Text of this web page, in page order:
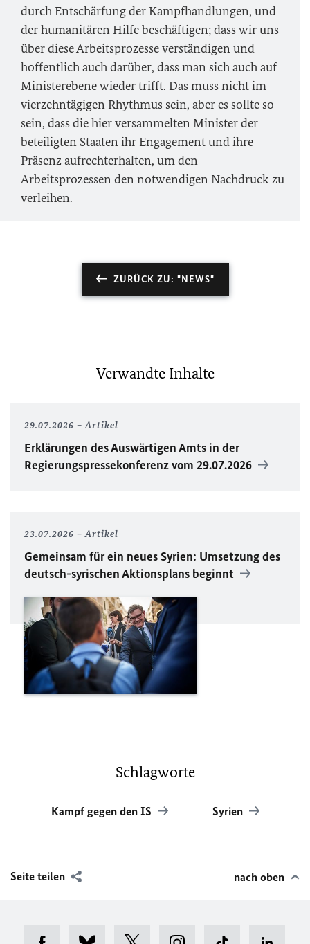
durch Entschärfung der Kampfhandlungen, und
der humanitären Hilfe beschäftigen; dass wir uns
über diese Arbeitsprozesse verständigen und
hoffentlich auch darüber, dass man sich auch auf
Ministerebene wieder trifft. Das muss nicht im
vierzehntägigen Rhythmus sein, aber es sollte so
sein, dass die hier versammelten Minister der
beteiligten Staaten ihr Engagement und ihre
Präsenz aufrechterhalten, um den
Arbeitsprozessen den notwendigen Nachdruck zu
verleihen.
ZURÜCK ZU: "NEWS"
Verwandte Inhalte
29.07.2026 Artikel
Erklärungen des Auswärtigen Amts in der
Regierungspressekonferenz vom 29.07.2026
23.07.2026 Artikel
Gemeinsam für ein neues Syrien: Umsetzung des
deutsch-syrischen Aktionsplans beginnt
Schlagworte
Kampf gegen den IS Syrien
Seite teilen nach oben